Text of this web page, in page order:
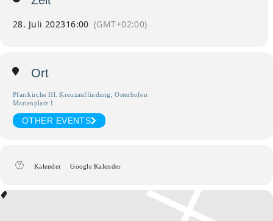
28. Juli 202316:00 (GMT+02:00)
Ort
Pfarrkirche Hl. Kreuzauffindung, Osterhofen
Marienplatz 1
OTHER EVENTS
Kalender Google Kalender